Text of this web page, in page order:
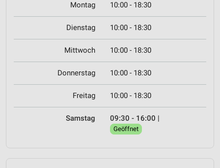
Montag 10:00 - 18:30
Dienstag 10:00 - 18:30
Mittwoch 10:00 - 18:30
Donnerstag 10:00 - 18:30
Freitag 10:00 - 18:30
Samstag 09:30 - 16:00 |
Geöffnet